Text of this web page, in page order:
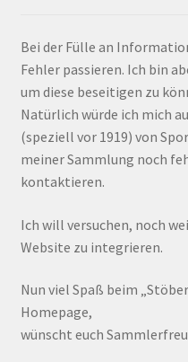
Bei der Fülle an
Fehler passieren. Ich bin
um diese beseitigen zu
Natürlich würde ich mich
(speziell vor 1919) von
meiner Sammlung noch
kontaktieren.
Ich will versuchen, noch
Website zu integrieren.
Nun viel Spaß beim
Homepage,
wünscht euch